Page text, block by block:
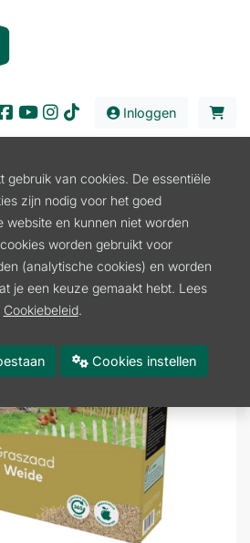
Inloggen
Tuin en Park
1,5KG
gebruik van cookies. De essentiële
zijn nodig voor het goed
website en kunnen niet worden
worden gebruikt voor
(analytische cookies) en worden
je een keuze gemaakt hebt. Lees
Cookiebeleid.
Cookies instellen